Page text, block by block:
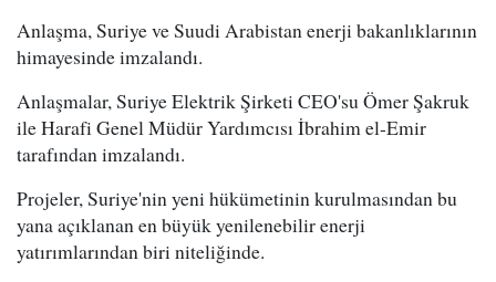
Anlaşma, Suriye ve Suudi Arabistan enerji bakanlıklarının
himayesinde imzalandı.
Anlaşmalar, Suriye Elektrik Şirketi CEO'su Ömer Şakruk
ile Harafi Genel Müdür Yardımcısı İbrahim el-Emir
tarafından imzalandı.
Projeler, Suriye'nin yeni hükümetinin kurulmasından bu
yana açıklanan en büyük yenilenebilir enerji
yatırımlarından biri niteliğinde.